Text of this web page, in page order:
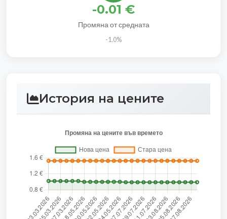
-0.01 €
Промяна от средната
-1.0%
История на цените